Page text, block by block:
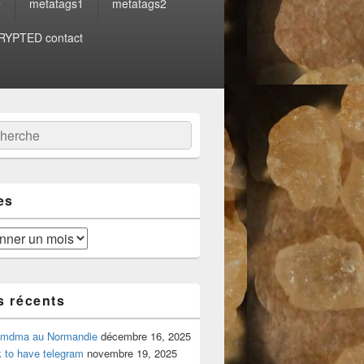
contact
récents
au Normandie décembre 16, 2025
to have telegram novembre 19, 2025